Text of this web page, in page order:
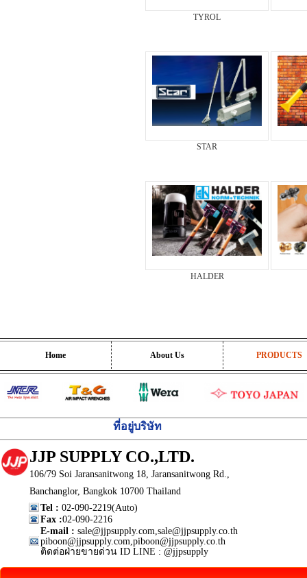
TYROL
STAR
HALDER
Home About Us PRODUCTS
ที่อยู่บริษัท
JJP SUPPLY CO.,LTD.
106/79 Soi Jaransanitwong 18, Jaransanitwong Rd.,
Banchanglor, Bangkok 10700 Thailand
Tel : 02-090-2219(Auto)
Fax :02-090-2216
E-mail : sale@jjpsupply.com,sale@jjpsupply.co.th
piboon@jjpsupply.com,piboon@jjpsupply.co.th
ติดต่อฝ่ายขายด่วน ID LINE : @jjpsupply